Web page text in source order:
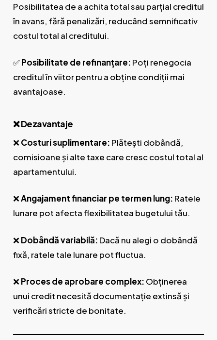
Posibilitatea de a achita total sau parțial creditul
în avans, fără penalizări, reducând semnificativ
costul total al creditului.
✅Posibilitate de refinanțare: Poți renegocia
creditul în viitor pentru a obține condiții mai
avantajoase.
❌ Dezavantaje
❌Costuri suplimentare: Plătești dobândă,
comisioane și alte taxe care cresc costul total al
apartamentului.
❌Angajament financiar pe termen lung: Ratele
lunare pot afecta flexibilitatea bugetului tău.
❌Dobândă variabilă: Dacă nu alegi o dobândă
fixă, ratele tale lunare pot fluctua.
❌Proces de aprobare complex: Obținerea
unui credit necesită documentație extinsă și
verificări stricte de bonitate.